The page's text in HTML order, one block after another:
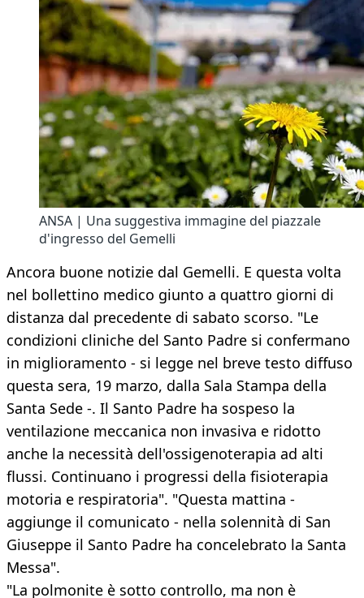
ANSA | Una suggestiva immagine del piazzale
d'ingresso del Gemelli
Ancora buone notizie dal Gemelli. E questa volta
nel bollettino medico giunto a quattro giorni di
distanza dal precedente di sabato scorso. "Le
condizioni cliniche del Santo Padre si confermano
in miglioramento - si legge nel breve testo diffuso
questa sera, 19 marzo, dalla Sala Stampa della
Santa Sede -. Il Santo Padre ha sospeso la
ventilazione meccanica non invasiva e ridotto
anche la necessità dell'ossigenoterapia ad alti
flussi. Continuano i progressi della fisioterapia
motoria e respiratoria". "Questa mattina -
aggiunge il comunicato - nella solennità di San
Giuseppe il Santo Padre ha concelebrato la Santa
Messa".
"La polmonite è sotto controllo, ma non è